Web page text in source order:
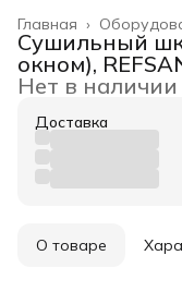
Главная ›
Сушильный
окном),
Нет в наличии
Доставка
О товаре